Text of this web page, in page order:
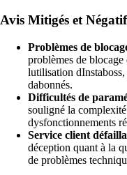
Avis Mitigés et
Problèmes de
problèmes de
lutilisation
dabonnés.
Difficultés de
souligné la
dysfonctionnements
Service client
déception quant à la
de problèmes